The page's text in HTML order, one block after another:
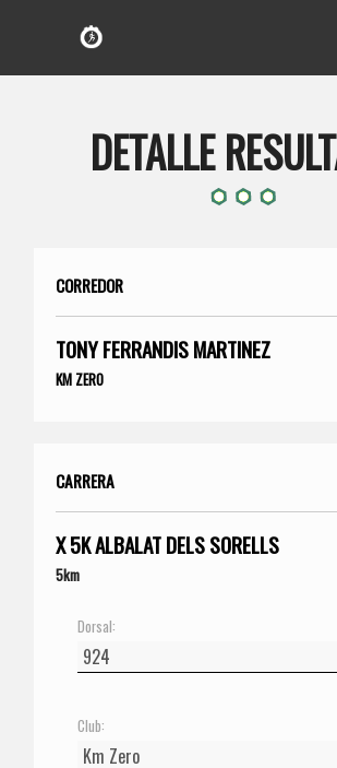
DETALLE
CORREDOR
TONY FERRANDIS MARTINEZ
KM ZERO
CARRERA
X 5K ALBALAT DELS SORELLS
5km
Dorsal:
Club: